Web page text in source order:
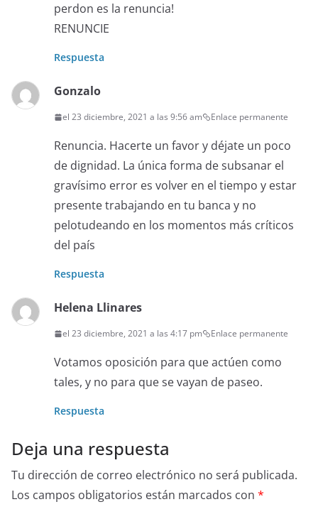
perdon es la renuncia!
RENUNCIE
Respuesta
Gonzalo
el 23 diciembre, 2021 a las 9:56 am Enlace permanente
Renuncia. Hacerte un favor y déjate un poco
de dignidad. La única forma de subsanar el
gravísimo error es volver en el tiempo y estar
presente trabajando en tu banca y no
pelotudeando en los momentos más críticos
del país
Respuesta
Helena Llinares
el 23 diciembre, 2021 a las 4:17 pm Enlace permanente
Votamos oposición para que actúen como
tales, y no para que se vayan de paseo.
Respuesta
Deja una respuesta
Tu dirección de correo electrónico no será publicada.
Los campos obligatorios están marcados con *